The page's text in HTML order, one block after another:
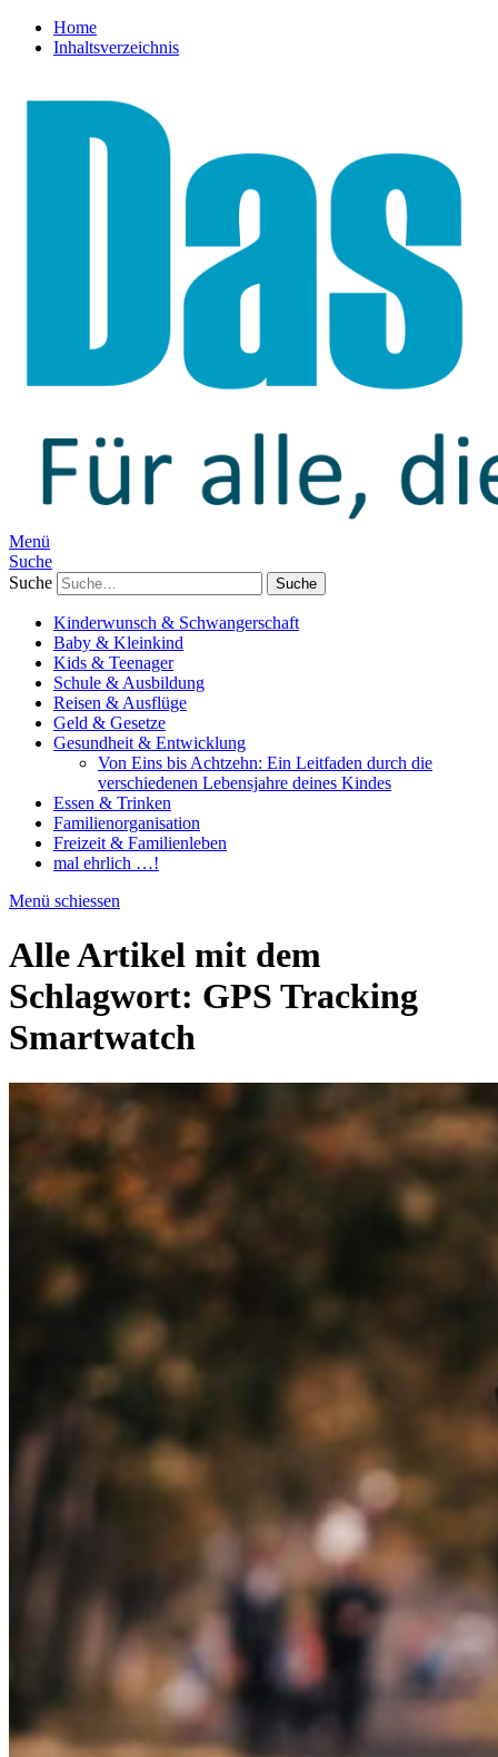
Home
Inhaltsverzeichnis
Menü
Suche
Suche
Kinderwunsch & Schwangerschaft
Baby & Kleinkind
Kids & Teenager
Schule & Ausbildung
Reisen & Ausflüge
Geld & Gesetze
Gesundheit & Entwicklung
Von Eins bis Achtzehn: Ein Leitfaden durch die
verschiedenen Lebensjahre deines Kindes
Essen & Trinken
Familienorganisation
Freizeit & Familienleben
mal ehrlich …!
Menü schiessen
Alle Artikel mit dem
Schlagwort: GPS Tracking
Smartwatch